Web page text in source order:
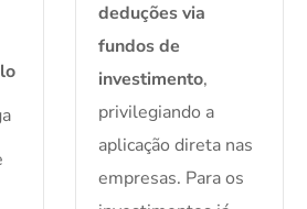
deduções via
fundos de
investimento,
privilegiando a
aplicação direta nas
empresas. Para os